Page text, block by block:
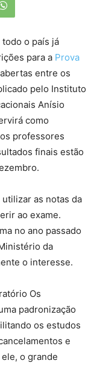
o país já
para a Prova
entre os
pelo Instituto
Anísio
como
professores
finais estão
as notas da
ao exame.
no ano passado
da
o interesse.
Os
padronização
os estudos
e
o grande